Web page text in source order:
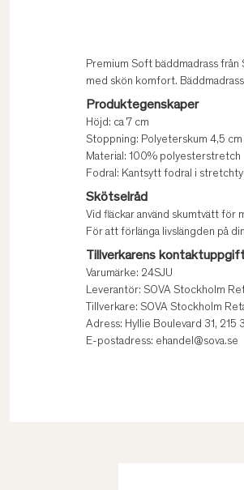
Premium Soft bäddmadrass från
med skön komfort.
Produktegenskaper
Höjd: ca 7 cm
Stoppning: Polyeterskum 4,5
Material: 100% polyesterstretch
Fodral: Kantsytt fodral i
Skötselråd
Vid fläckar använd skumtvätt för
För att förlänga livslängden på
Tillverkarens
Varumärke: 24SJU
Leverantör: SOVA Stockholm
Tillverkare: SOVA Stockholm
Adress: Hyllie Boulevard 31, 215
E-postadress: ehandel@sova.se